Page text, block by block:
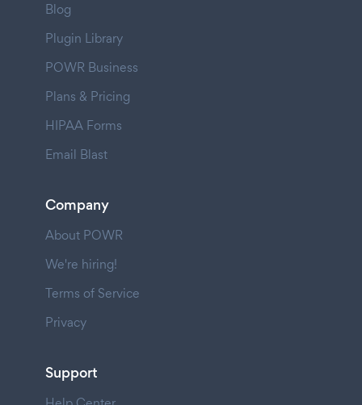
Blog
Plugin Library
POWR Business
Plans & Pricing
HIPAA Forms
Email Blast
Company
About POWR
We're hiring!
Terms of Service
Privacy
Support